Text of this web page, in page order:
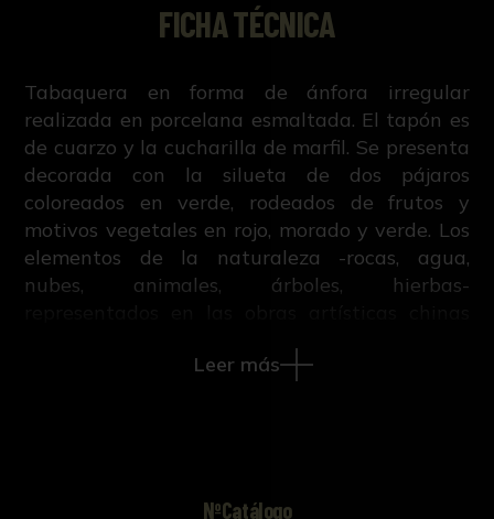
FICHA TÉCNICA
Tabaquera en forma de ánfora irregular
realizada en porcelana esmaltada. El tapón es
de cuarzo y la cucharilla de marfil. Se presenta
decorada con la silueta de dos pájaros
coloreados en verde, rodeados de frutos y
motivos vegetales en rojo, morado y verde. Los
elementos de la naturaleza -rocas, agua,
nubes, animales, árboles, hierbas-
Para los artistas chinos todos los elementos,
decorativos de esta tabaquera entroncan con
Leer más
NºCatálogo